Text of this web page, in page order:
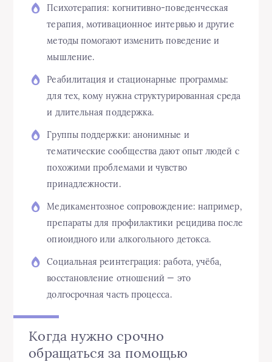
Психотерапия: когнитивно-поведенческая
терапия, мотивационное интервью и другие
методы помогают изменить поведение и
мышление.
Реабилитация и стационарные программы:
для тех, кому нужна структурированная среда
и длительная поддержка.
Группы поддержки: анонимные и
тематические сообщества дают опыт людей с
похожими проблемами и чувство
принадлежности.
Медикаментозное сопровождение: например,
препараты для профилактики рецидива после
опиоидного или алкогольного детокса.
Социальная реинтеграция: работа, учёба,
восстановление отношений — это
долгосрочная часть процесса.
Когда нужно срочно
обращаться за помощью